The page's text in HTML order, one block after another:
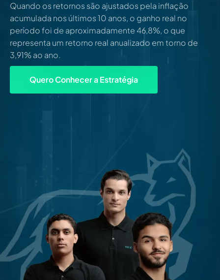
Quando os retornos são ajustados pela inflação
acumulada nos últimos 10 anos, o ganho real no
período foi de aproximadamente 46,8%, o que
representa um retorno real anualizado em torno de
3,91% ao ano.
Quero Conhecer a Estratégia